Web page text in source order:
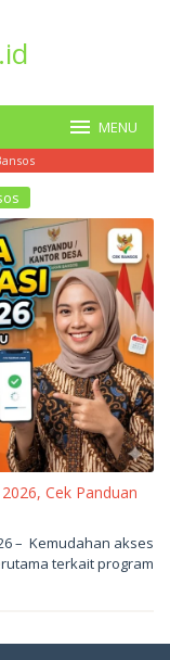
MENU
Cek Panduan
– Kemudahan akses
terkait program